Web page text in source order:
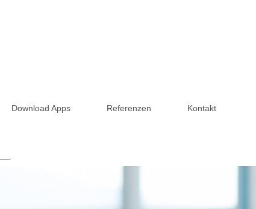
Download Apps Referenzen Kontakt